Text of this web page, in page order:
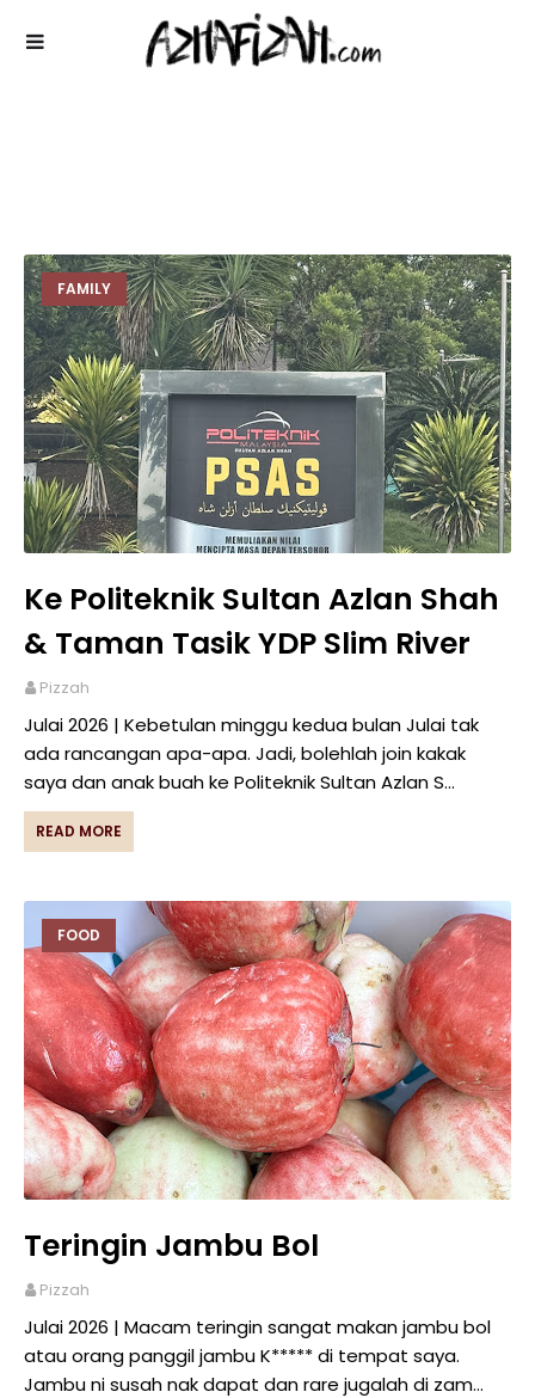
FAMILY
Ke Politeknik Sultan Azlan Shah
& Taman Tasik YDP Slim River
Pizzah
Julai 2026 | Kebetulan minggu kedua bulan Julai tak
ada rancangan apa-apa. Jadi, bolehlah join kakak
saya dan anak buah ke Politeknik Sultan Azlan S…
READ MORE
FOOD
Teringin Jambu Bol
Pizzah
Julai 2026 | Macam teringin sangat makan jambu bol
atau orang panggil jambu K***** di tempat saya.
Jambu ni susah nak dapat dan rare jugalah di zam…